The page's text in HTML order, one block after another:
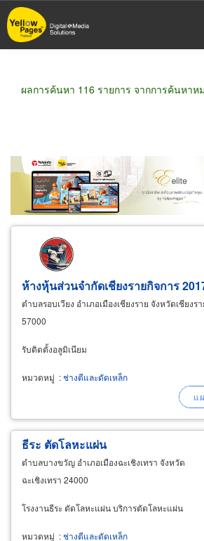
ข้าม
ไป
ผลการค้นหา 116 รายการ จากการค้นหาห
ขายส่ง ขายปลีก ผู้ผลิต
ผู้ส่งออก/นำเข้า
ธุรกิจบริการ
ห้างหุ้นส่วนจำกัดเชียงรายกิจการ
ตำบลรอบเวียง อำเภอเมืองเชียงราย จังหวัดเชียงรา
57000
รับติดตั้งอลูมิเนียม
หมวดหมู่ :ช่างตีและดัดเหล็ก
ธีระ ตัดโลหะแผ่น
ตำบลบางขวัญ อำเภอเมืองฉะเชิงเทรา จังหวัด
ฉะเชิงเทรา 24000
โรงงานธีระ ตัดโลหะแผ่น บริการตัดโลหะแผ่น
หมวดหมู่ :ช่างตีและดัดเหล็ก